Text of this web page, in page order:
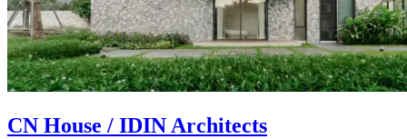
CN House / IDIN Architects